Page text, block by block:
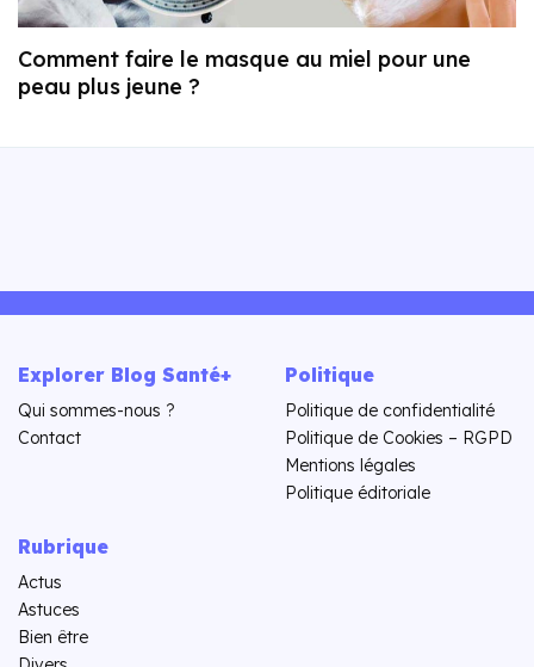
Comment faire le masque au miel pour une
peau plus jeune ?
Explorer Blog Santé+
Qui sommes-nous ?
Contact
Politique
Politique de confidentialité
Politique de Cookies – RGPD
Mentions légales
Politique éditoriale
Rubrique
Actus
Astuces
Bien être